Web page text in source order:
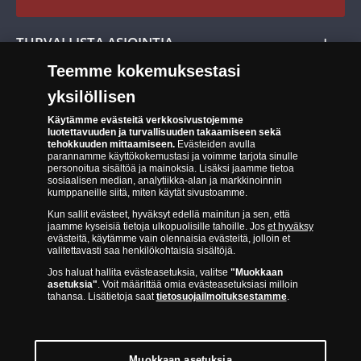
Evästeet Suomen Monetan verkkokaupassa
Tuotteiden toimittaminen
Palautusoikeus
Tee peruutusilmoitus
Saavutettavuusseloste
TURVALLISTA ASIOINTIA
Turvallinen kumppani
Aitous- ja laatutakuu
14 päivän palautusoikeus
johtaville rahapajoille ja keskuspankeille, kuten Norjan rahapaja,
Britannian kuninkaallinen rahapaja, Ranskan rahapaja, Kanadan
kuninkaallinen rahapaja, Australian kuninkaallinen rahapaja, Etelä-
Teemme kokemuksestasi
yksilöllisen
Käytämme evästeitä verkkosivustojemme
luotettavuuden ja turvallisuuden takaamiseen sekä
tehokkuuden mittaamiseen.Evästeiden avulla
parannamme käyttökokemustasi ja voimme tarjota sinulle
personoitua sisältöä ja mainoksia. Lisäksi jaamme tietoa
sosiaalisen median, analytiikka-alan ja markkinoinnin
kumppaneille siitä, miten käytät sivustoamme.
Kun sallit evästeet, hyväksyt edellä mainitun ja sen, että
jaamme kyseisiä tietoja ulkopuolisille tahoille. Jos et hyväksy
evästeitä, käytämme vain olennaisia evästeitä, jolloin et
valitettavasti saa henkilökohtaisia sisältöjä.
Jos haluat hallita evästeasetuksia, valitse "Muokkaan
asetuksia". Voit määrittää omia evästeasetuksiasi milloin
tahansa. Lisätietoja saattietosuojailmoituksestamme.